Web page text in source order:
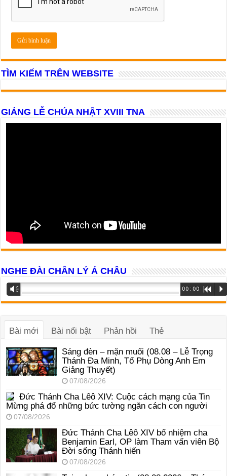
TÌM KIẾM TRÊN WEBSITE
GIẢNG LỄ CHÚA NHẬT XVIII TNA
NGHE ĐÀI CHÂN LÝ Á CHÂU
Trình
phát
âm
Vm 00:00 R P
Bài mới Bài nổi bật Phản hồi Thẻ
Sáng đèn – mặn muối (08.08 – Lễ Trọng
Thánh Đa Minh, Tổ Phụ Dòng Anh Em
Giảng Thuyết)
07/08/2026
Đức Thánh Cha Lêô XIV: Cuộc cách mạng của Tin
Mừng phá đổ những bức tường ngăn cách con người
07/08/2026
Đức Thánh Cha Lêô XIV bổ nhiệm cha
Benjamin Earl, OP làm Tham vấn viên Bộ
Đời sống Thánh hiến
07/08/2026